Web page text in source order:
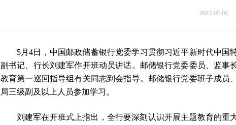
2023-05-04
5月4日，中国邮政储蓄银行党委学习贯彻习近平新时代中
副书记、行长刘建军作开班动员讲话。邮储银行党委委员、监事
教育第一巡回指导组有关同志到会指导。邮储银行党委班子成员
局三级副及以上人员参加学习。
刘建军在开班式上指出，全行要深刻认识开展主题教育的重